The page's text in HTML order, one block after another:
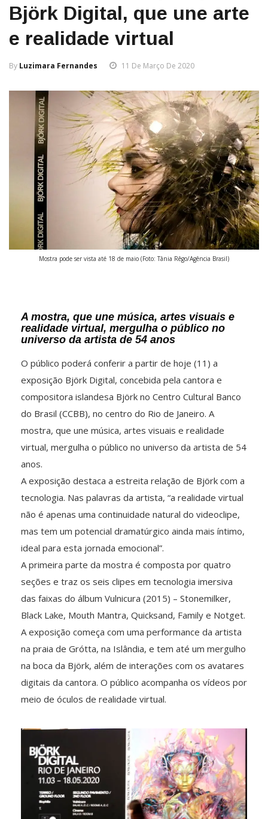
Björk Digital, que une arte
e realidade virtual
By Luzimara Fernandes 11 De Março De 2020
Mostra pode ser vista até 18 de maio (Foto: Tânia Rêgo/Agência Brasil)
A mostra, que une música, artes visuais e
realidade virtual, mergulha o público no
universo da artista de 54 anos
O público poderá conferir a partir de hoje (11) a
exposição Björk Digital, concebida pela cantora e
compositora islandesa Björk no Centro Cultural Banco
do Brasil (CCBB), no centro do Rio de Janeiro. A
mostra, que une música, artes visuais e realidade
virtual, mergulha o público no universo da artista de 54
anos.
A exposição destaca a estreita relação de Björk com a
tecnologia. Nas palavras da artista, “a realidade virtual
não é apenas uma continuidade natural do videoclipe,
mas tem um potencial dramatúrgico ainda mais íntimo,
ideal para esta jornada emocional”.
A primeira parte da mostra é composta por quatro
seções e traz os seis clipes em tecnologia imersiva
das faixas do álbum Vulnicura (2015) – Stonemilker,
Black Lake, Mouth Mantra, Quicksand, Family e Notget.
A exposição começa com uma performance da artista
na praia de Grótta, na Islândia, e tem até um mergulho
na boca da Björk, além de interações com os avatares
digitais da cantora. O público acompanha os vídeos por
meio de óculos de realidade virtual.